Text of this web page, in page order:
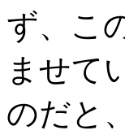
ず、こ
ませて
のだと